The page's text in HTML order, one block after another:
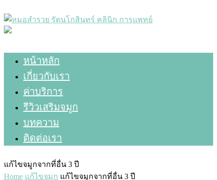
หน้าหลัก
เกี่ยวกับเรา
ค่าบริการ
รีวิวเสริมจมูก
บทความ
ติดต่อเรา
แก้ไขจมูกจากที่อื่น 3 ปี
Home แก้ไขจมูก แก้ไขจมูกจากที่อื่น 3 ปี